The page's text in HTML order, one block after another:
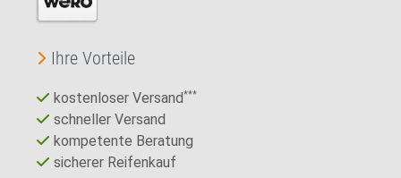
Ihre Vorteile
kostenloser Versand***
schneller Versand
kompetente Beratung
sicherer Reifenkauf